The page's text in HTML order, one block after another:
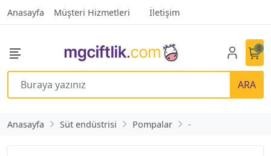
Anasayfa Müşteri Hizmetleri İletişim
ARA
0
Anasayfa Süt endüstrisi Pompalar -